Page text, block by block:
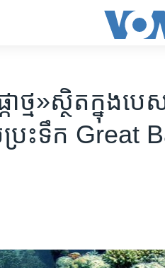
ថ្ម»​ស្ថិត​ក្នុង​បេ
ប៉ប្រះ​ទឹក ​Great